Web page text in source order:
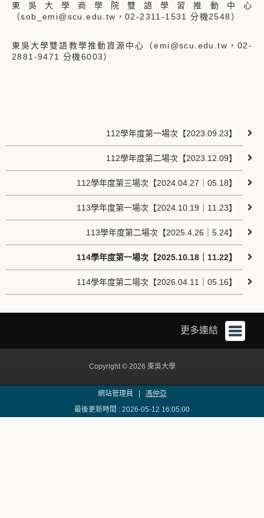
東吳大學商學院雙語學習推動中心
（sob_emi@scu.edu.tw，02-2311-1531 分機2548）
東吳大學雙語教學推動資源中心（emi@scu.edu.tw，02-
2881-9471 分機6003）
112學年度第一場次【2023.09.23】
112學年度第二場次【2023.12.09】
112學年度第三場次【2024.04.27｜05.18】
113學年度第一場次【2024.10.19｜11.23】
113學年度第二場次【2025.4.26｜5.24】
114學年度第一場次【2025.10.18｜11.22】
114學年度第二場次【2026.04.11｜05.16】
更多連結
Copyright © 2026 東吳大學
網站管理員 | 馮仲亞
最後更新時間 : 2026-05-12 16:05:00